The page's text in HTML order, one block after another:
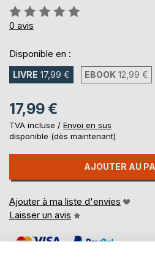
Évaluation:
0%
0 avis
Disponible en :
LIVRE 17,99 € EBOOK 12,99 €
17,99 €
TVA incluse / Envoi en sus
disponible (dès maintenant)
AJOUTER AU
Ajouter à ma liste d'envies
Laisser un avis